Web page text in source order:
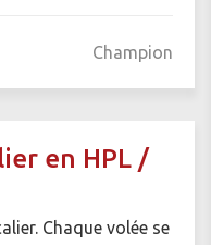
Champion
en HPL /
Chaque volée se